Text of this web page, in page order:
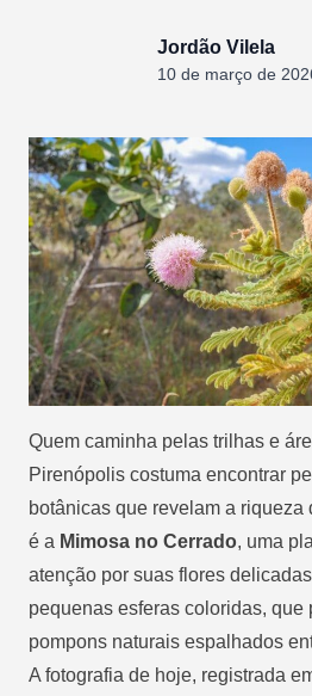
Jordão Vilela
10 de março de
Quem caminha pelas trilhas e
Pirenópolis costuma encontrar
botânicas que revelam a
é a Mimosa no Cerrado, uma
atenção por suas flores
pequenas esferas coloridas, que
pompons naturais espalhados
A fotografia de hoje, registrada